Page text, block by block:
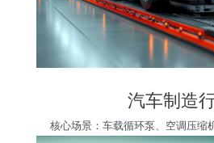
汽车制造
核心场景：车载循环泵、空调压缩